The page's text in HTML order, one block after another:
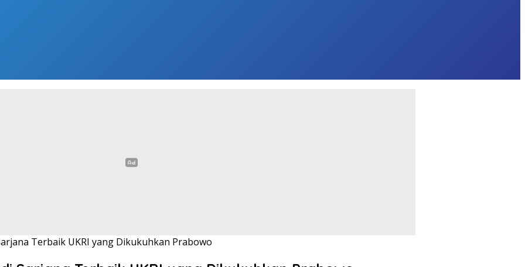
Terbaik UKRI yang Dikukuhkan Prabowo